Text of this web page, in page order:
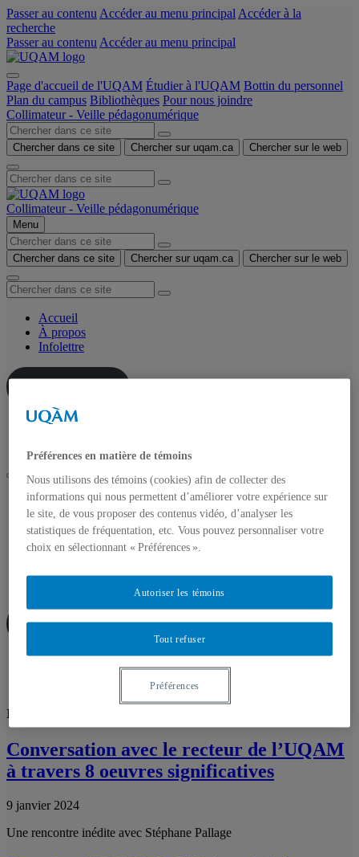
Passer au contenu Accéder au menu principal Accéder à la
recherche
Passer au contenu Accéder au menu principal
Page d'accueil de l'UQAM Étudier à l'UQAM Bottin du personnel
Plan du campus Bibliothèques Pour nous joindre
Collimateur - Veille pédagonumérique
Chercher dans ce site Chercher sur uqam.ca Chercher sur le web
Collimateur - Veille pédagonumérique
Menu
Chercher dans ce site Chercher sur uqam.ca Chercher sur le web
Accueil
À propos
Infolettre
UQAM
Collimateur - Veille pédagonumérique
réussite
Accueil
Site enseigner
Facebook
LinkedIn
Bluesky
réussite
Conversation avec le recteur de l’UQAM
à travers 8 oeuvres significatives
9 janvier 2024
Une rencontre inédite avec Stéphane Pallage
Préférences en matière de témoins
Nous utilisons des témoins (cookies) afin de collecter des
informations qui nous permettent d’améliorer votre expérience sur
le site, de vous proposer des contenus vidéo, d’analyser les
statistiques de fréquentation, etc. Vous pouvez personnaliser votre
choix en sélectionnant « Préférences ».
Tout refuser
Autoriser les témoins
Préférences